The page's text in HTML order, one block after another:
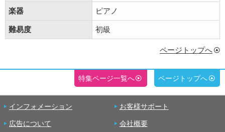
楽器 ピアノ
難易度 初級
ページトップへ
特集ページ一覧へ ページトップへ
インフォメーション お客様サポート
広告について 会社概要